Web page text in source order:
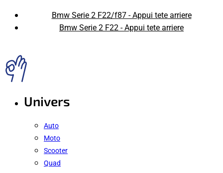
Bmw Serie 2 F22/f87 - Appui tete arriere
Bmw Serie 2 F22 - Appui tete arriere
Univers
Auto
Moto
Scooter
Quad